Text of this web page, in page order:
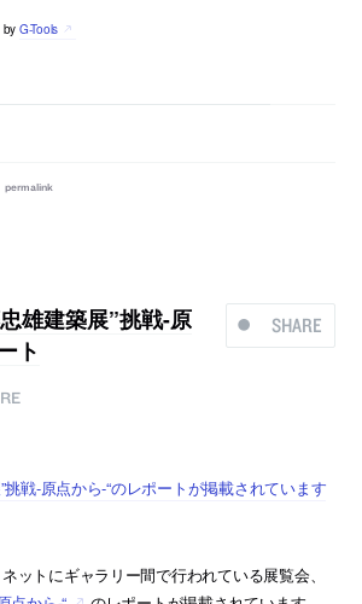
by G-Tools
permalink
SHARE
雄建築展”挑戦-原
ト
戦-原点から-“のレポートが掲載されています
ットにギャラリー間で行われている展覧会、